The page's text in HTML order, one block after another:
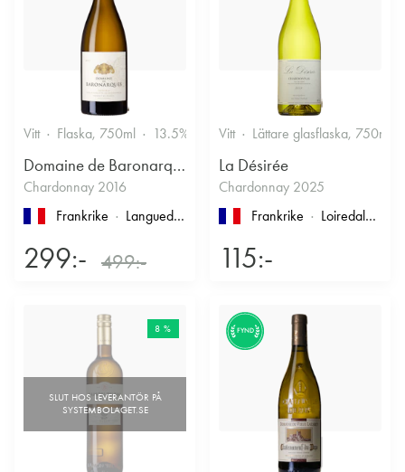
Vitt Flaska, 750ml 13.5%
Domaine de Baronarques
Chardonnay 2016
Frankrike
Languedoc-Roussillon , Limoux
299:- 499:-
Vitt Lättare glasflaska, 750ml
La Désirée
Chardonnay 2025
Frankrike
Loiredalen
115:-
8 % FYND